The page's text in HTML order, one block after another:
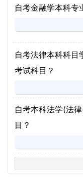
自考金融学本科专
自考法律本科科目
考试科目？
自考本科法学(法
目？